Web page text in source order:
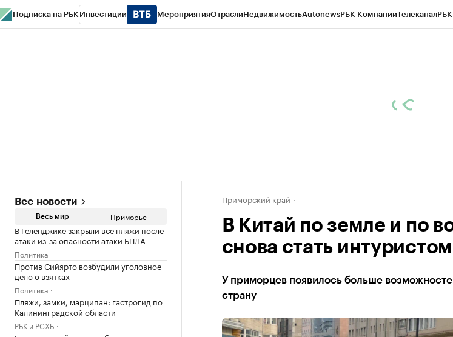
Подписка на РБК Инвестиции МероприятияОтраслиНедвижимостьAutonewsРБК КомпанииТелеканал
Все новости
Весь мир Приморье
В Геленджике закрыли все пляжи после
атаки из-за опасности атаки БПЛА
Политика
Против Сийярто возбудили уголовное
дело о взятках
Политика
Пляжи, замки, марципан: гастрогид по
Калининградской области
РБК и РСХБ
Приморский край
В Китай по земле и по
снова стать интуристом
У приморцев появилось больше
страну